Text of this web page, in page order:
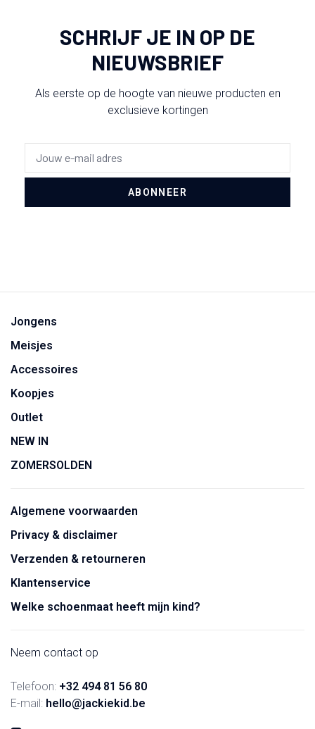
SCHRIJF JE IN OP DE
NIEUWSBRIEF
Als eerste op de hoogte van nieuwe producten en
exclusieve kortingen
ABONNEER
Jongens
Meisjes
Accessoires
Koopjes
Outlet
NEW IN
ZOMERSOLDEN
Algemene voorwaarden
Privacy & disclaimer
Verzenden & retourneren
Klantenservice
Welke schoenmaat heeft mijn kind?
Neem contact op
Telefoon: +32 494 81 56 80
E-mail: hello@jackiekid.be